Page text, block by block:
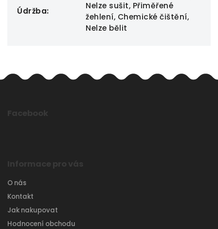
Údržba:
Nelze sušit, Přiměřené
žehlení, Chemické čištění,
Nelze bělit
Facebook
Informace pro vás
O nás
Kontakt
Jak nakupovat
Hodnocení obchodu